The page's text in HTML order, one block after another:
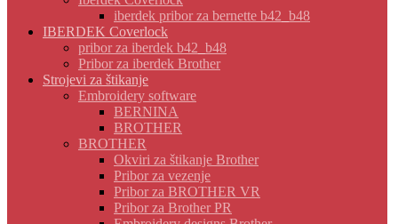
iberdek pribor za bernette b42_b48
IBERDEK Coverlock
pribor za iberdek b42_b48
Pribor za iberdek Brother
Strojevi za štikanje
Embroidery software
BERNINA
BROTHER
BROTHER
Okviri za štikanje Brother
Pribor za vezenje
Pribor za BROTHER VR
Pribor za Brother PR